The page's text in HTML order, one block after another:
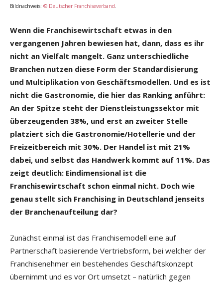
Bildnachweis: © Deutscher Franchiseverband.
Wenn die Franchisewirtschaft etwas in den
vergangenen Jahren bewiesen hat, dann, dass es ihr
nicht an Vielfalt mangelt. Ganz unterschiedliche
Branchen nutzen diese Form der Standardisierung
und Multiplikation von Geschäftsmodellen. Und es ist
nicht die Gastronomie, die hier das Ranking anführt:
An der Spitze steht der Dienstleistungssektor mit
überzeugenden 38%, und erst an zweiter Stelle
platziert sich die Gastronomie/Hotellerie und der
Freizeitbereich mit 30%. Der Handel ist mit 21%
dabei, und selbst das Handwerk kommt auf 11%. Das
zeigt deutlich: Eindimensional ist die
Franchisewirtschaft schon einmal nicht. Doch wie
genau stellt sich Franchising in Deutschland jenseits
der Branchenaufteilung dar?
Zunächst einmal ist das Franchisemodell eine auf
Partnerschaft basierende Vertriebsform, bei welcher der
Franchise­nehmer ein bestehendes Geschäftskonzept
übernimmt und es vor Ort umsetzt – natürlich gegen